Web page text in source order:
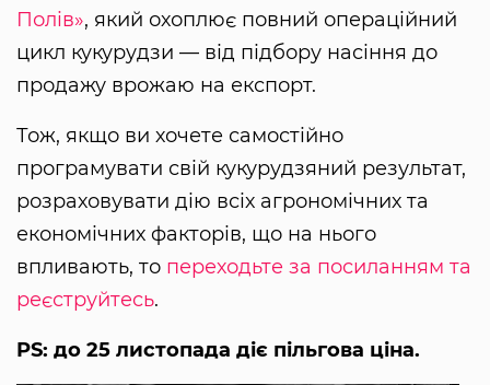
Полів», який охоплює повний операційний
цикл кукурудзи — від підбору насіння до
продажу врожаю на експорт.
Тож, якщо ви хочете самостійно
програмувати свій кукурудзяний результат,
розраховувати дію всіх агрономічних та
економічних факторів, що на нього
впливають, то переходьте за посиланням та
реєструйтесь.
PS: до 25 листопада діє пільгова ціна.